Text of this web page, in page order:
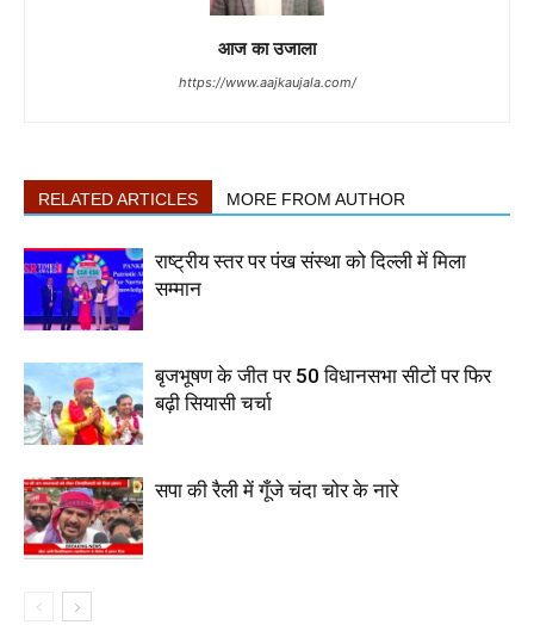
आज का उजाला
https://www.aajkaujala.com/
RELATED ARTICLES MORE FROM AUTHOR
राष्ट्रीय स्तर पर पंख संस्था को दिल्ली में मिला
सम्मान
बृजभूषण के जीत पर 50 विधानसभा सीटों पर फिर
बढ़ी सियासी चर्चा
सपा की रैली में गूँजे चंदा चोर के नारे